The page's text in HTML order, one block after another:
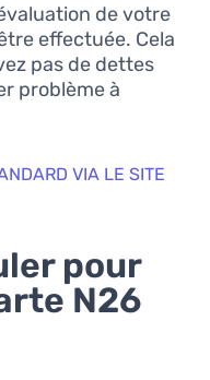
de votre
effectuée. Cela
pas de dettes
problème à
VIA LE SITE
pour
N26